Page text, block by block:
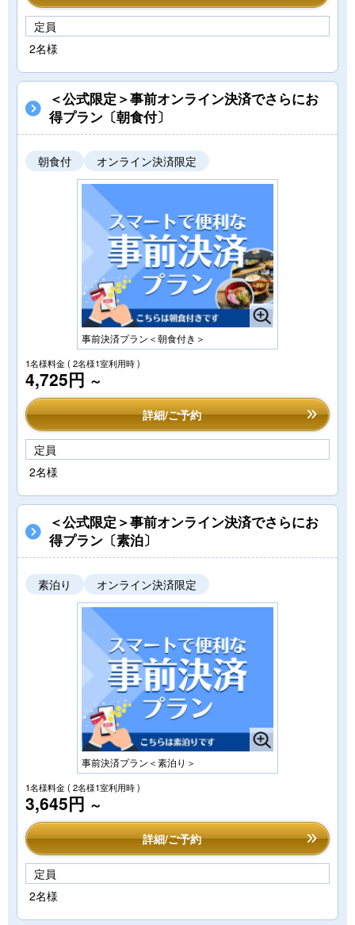
定員
2名様
＜公式限定＞事前オンライン決済でさらにお
得プラン〔朝食付〕
朝食付 オンライン決済限定
事前決済プラン＜朝食付き＞
1名様料金( 2名様1室利用時 )
4,725円 ～
詳細/ご予約
定員
2名様
＜公式限定＞事前オンライン決済でさらにお
得プラン〔素泊〕
素泊り オンライン決済限定
事前決済プラン＜素泊り＞
1名様料金( 2名様1室利用時 )
3,645円 ～
詳細/ご予約
定員
2名様